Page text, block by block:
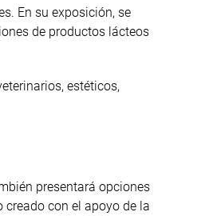
En su exposición, se
de productos lácteos
estéticos,
presentará opciones
con el apoyo de la